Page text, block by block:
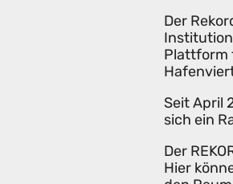
Der
Plattform
Seit April
sich ein
Der
Hier